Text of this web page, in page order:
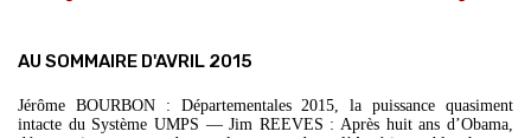
AU SOMMAIRE D'AVRIL 2015
Jérôme BOURBON : Départementales 2015, la puissance quasiment
intacte du Système UMPS — Jim REEVES : Après huit ans d’Obama,